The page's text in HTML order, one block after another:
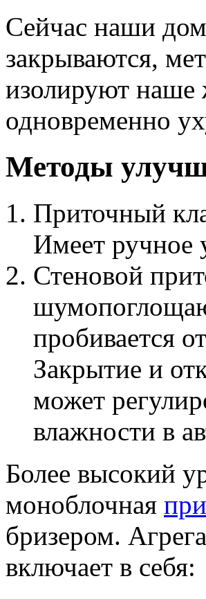
Сейчас наши
закрываются,
изолируют наше
одновременно
Методы
Приточный
Имеет ручное
Стеновой
пробивается
Закрытие и
может
влажности в
Более высокий
моноблочная
бризером.
включает в себя: